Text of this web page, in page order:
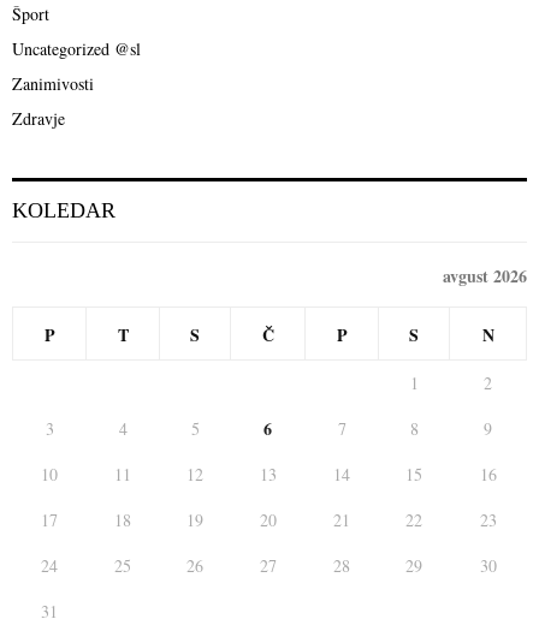
Šport
Uncategorized @sl
Zanimivosti
Zdravje
KOLEDAR
avgust 2026
P T S Č P S N
1
2
3
4 5 6 7 8
9
10
11 12 13 14 15
16
17
18 19 20 21 22
23
24
25 26 27 28 29
30
31